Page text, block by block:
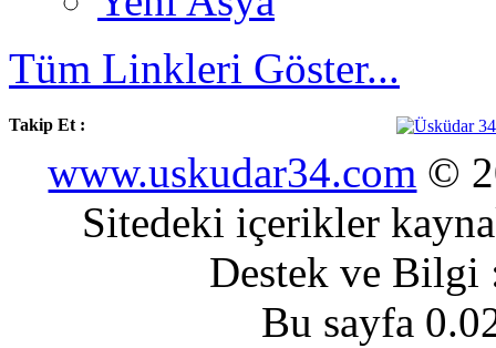
Tüm Linkleri Göster...
Takip Et :
www.uskudar34.com ©
Sitedeki içerikler
Destek ve
Bu sayfa